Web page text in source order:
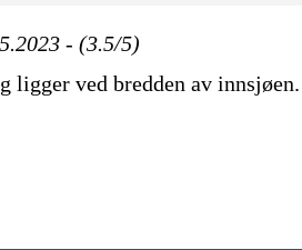
- (3.5/5)
ligger ved bredden av innsjøen.